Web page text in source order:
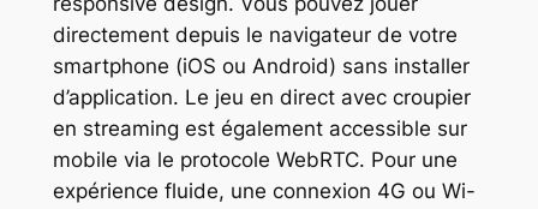
directement depuis le navigateur de votre
smartphone (iOS ou Android) sans installer
d’application. Le jeu en direct avec croupier
en streaming est également accessible sur
mobile via le protocole WebRTC. Pour une
expérience fluide, une connexion 4G ou Wi-